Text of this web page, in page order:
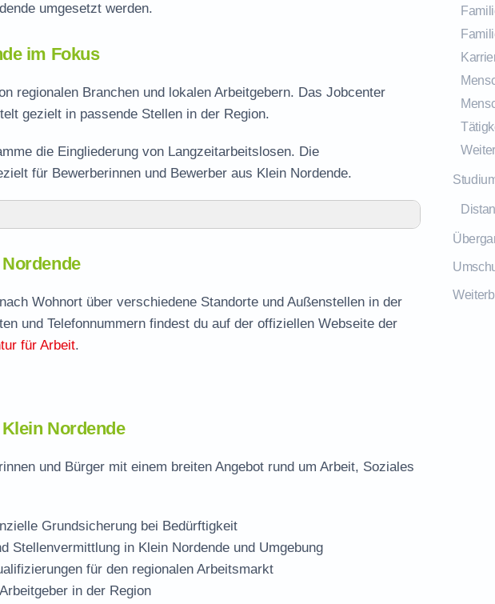
umgesetzt werden.
im Fokus
regionalen Branchen und lokalen Arbeitgebern. Das Jobcenter
gezielt in passende Stellen in der Region.
die Eingliederung von Langzeitarbeitslosen. Die
für Bewerberinnen und Bewerber aus Klein Nordende.
Wohnort über verschiedene Standorte und Außenstellen in der
und Telefonnummern findest du auf der offiziellen Webseite der
für Arbeit.
Nordende
und Bürger mit einem breiten Angebot rund um Arbeit, Soziales
Grundsicherung bei Bedürftigkeit
Stellenvermittlung in Klein Nordende und Umgebung
für den regionalen Arbeitsmarkt
in der Region